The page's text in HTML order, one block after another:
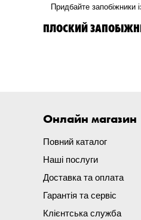
Придбайте
ПЛОСКИЙ
Онлайн магазин
Повний каталог
Наші послуги
Доставка та оплата
Гарантія та сервіс
Клієнтська служба